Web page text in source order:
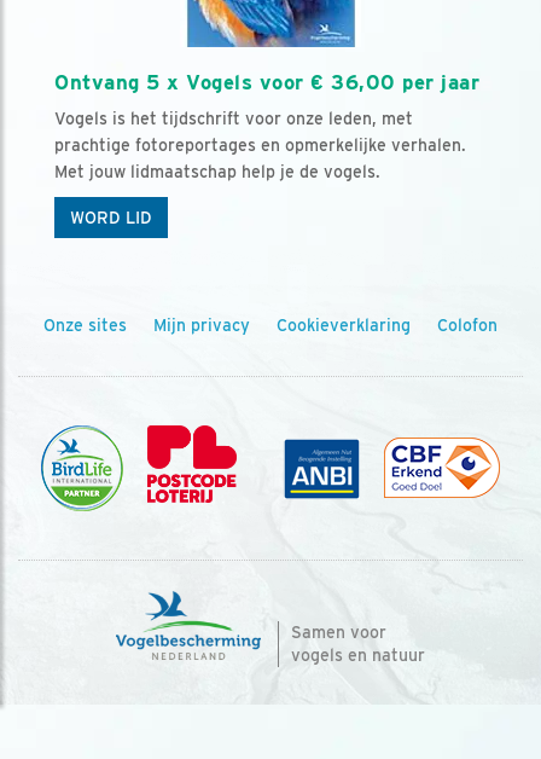
Ontvang 5 x Vogels voor € 36,00 per jaar
Vogels is het tijdschrift voor onze leden, met
prachtige fotoreportages en opmerkelijke verhalen.
Met jouw lidmaatschap help je de vogels.
WORD LID
Onze sites Mijn privacy Cookieverklaring Colofon
Samen voor
vogels en natuur